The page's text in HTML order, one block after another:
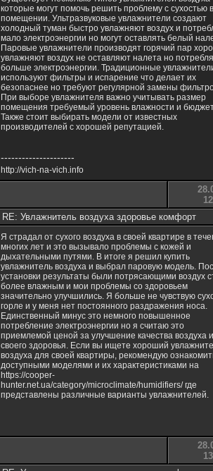
которые могут помочь решить проблему с сухостью в
помещении. Ультразвуковые увлажнители создают
холодный туман быстро увлажняют воздух и
мало электроэнергии но могут оставлять белый
Паровые увлажнители производят горячий пар
увлажняют воздух не оставляют налета но
больше электроэнергии. Традиционные
используют фильтры и испарение что делает их
безопаснее но требуют регулярной замены
При выборе увлажнителя важно учитывать размер
помещения требуемый уровень влажности и
Также стоит выбирать модели от известных
производителей с хорошей репутацией.
---------------------
http://vich-na-vich.info
RE: Увлажнитель воздуха здоровье комфорт
Я страдал от сухого воздуха в своей квартире в
многих лет и это вызывало проблемы с кожей и
дыхательными путями. В итоге я решил купить
увлажнитель воздуха и выбрал паровую модель.
установки результаты были потрясающими воздух
более влажным и мои проблемы со здоровьем
значительно улучшились. Я больше не чувствую
горле и у меня нет постоянного раздражения носа.
Единственный минус это немного повышенное
потребление электроэнергии но я считаю это
приемлемой ценой за улучшение качества воздуха и
своего здоровья. Если вы ищете хороший
воздуха для своей квартиры, рекомендую
доступными моделями и их характеристиками на
https://cooper-
hunter.net.ua/category/microclimate/humidifiers/где
представлены различные варианты увлажнителей.